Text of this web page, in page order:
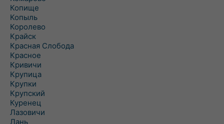
Копище
Копыль
Королево
Крайск
Красная Слобода
Красное
Кривичи
Крупица
Крупки
Крупский
Куренец
Лазовичи
Лань